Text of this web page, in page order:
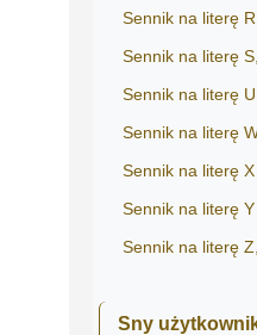
Sennik na literę R
Sennik na literę
Sennik na literę U
Sennik na literę
Sennik na literę X
Sennik na literę Y
Sennik na literę
Sny